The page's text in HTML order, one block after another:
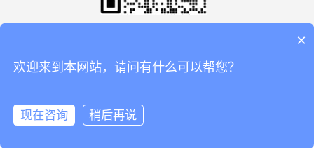
🏠 📞
×
欢迎来到本网站，请问有什么可以帮您？
现在咨询
稍后再说
在线咨询